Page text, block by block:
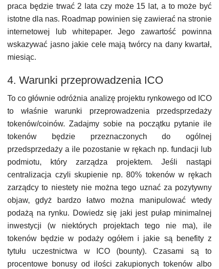
praca będzie trwać 2 lata czy może 15 lat, a to może być
istotne dla nas. Roadmap powinien się zawierać na stronie
internetowej lub whitepaper. Jego zawartość powinna
wskazywać jasno jakie cele mają twórcy na dany kwartał,
miesiąc.
4. Warunki przeprowadzenia ICO
To co głównie odróżnia analizę projektu rynkowego od ICO
to właśnie warunki przeprowadzenia przedsprzedaży
tokenów/coinów. Zadajmy sobie na początku pytanie ile
tokenów będzie przeznaczonych do ogólnej
przedsprzedaży a ile pozostanie w rękach np. fundacji lub
podmiotu, który zarządza projektem. Jeśli nastąpi
centralizacja czyli skupienie np. 80% tokenów w rękach
zarządcy to niestety nie można tego uznać za pozytywny
objaw, gdyż bardzo łatwo można manipulować wtedy
podażą na rynku. Dowiedz się jaki jest pułap minimalnej
inwestycji (w niektórych projektach tego nie ma), ile
tokenów będzie w podaży ogółem i jakie są benefity z
tytułu uczestnictwa w ICO (bounty). Czasami są to
procentowe bonusy od ilości zakupionych tokenów albo